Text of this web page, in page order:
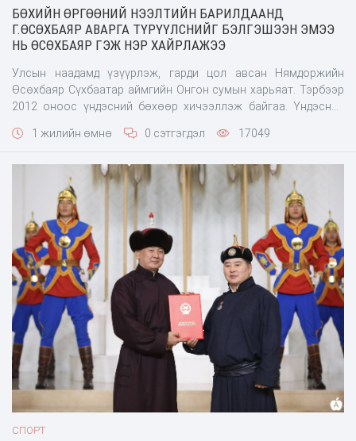
БӨХИЙН ӨРГӨӨНИЙ НЭЭЛТИЙН БАРИЛДААНД
Г.ӨСӨХБАЯР АВАРГА ТҮРҮҮЛСНИЙГ БЭЛГЭШЭЭН ЭМЭЭ
НЬ ӨСӨХБАЯР ГЭЖ НЭР ХАЙРЛАЖЭЭ
Улсын наадамд үзүүрлэж, гарди цол авсан Нямдоржийн
Өсөхбаяр Сүхбаатар аймгийн Онгон сумын харьяат. Тэрбээр
2012 оноос үндэсний бөхөөр хичээллэж байгаа. Үндэсний
ангиллын УАШТ-д 1 түрүүлсэн амжилтт
1 жилийн өмнө 0 сэтгэгдэл 17049
СПОРТ